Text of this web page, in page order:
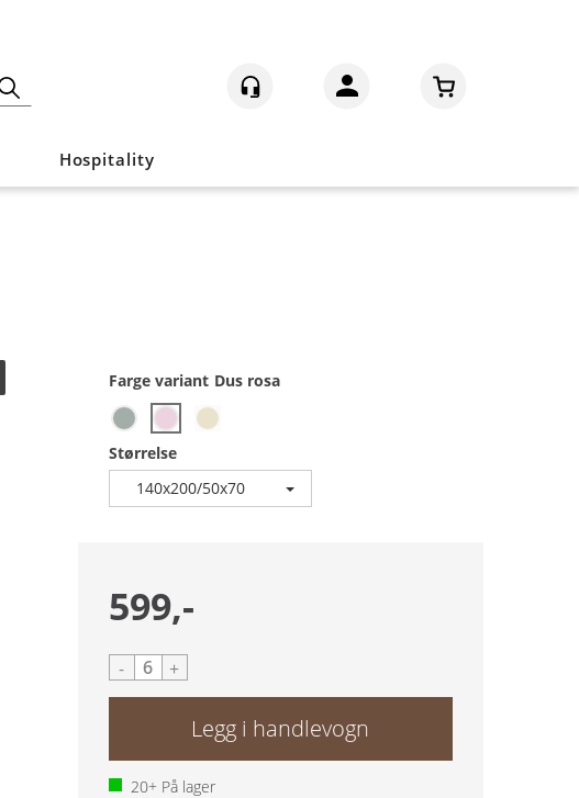
Hospitality
Farge variant Dus rosa
Størrelse
140x200/50x70
599,-
- +
20+På lager